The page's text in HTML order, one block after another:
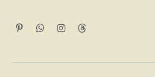
PinterestWhatsApp
InstagramThreads